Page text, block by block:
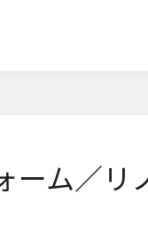
ーム／リ